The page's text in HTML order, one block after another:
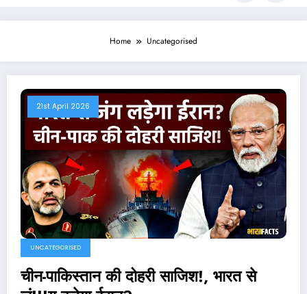
Home Uncategorised
21st April 2026
UNCATEGORISED
चीन-पाकिस्तान की दोहरी साजिश!, भारत से